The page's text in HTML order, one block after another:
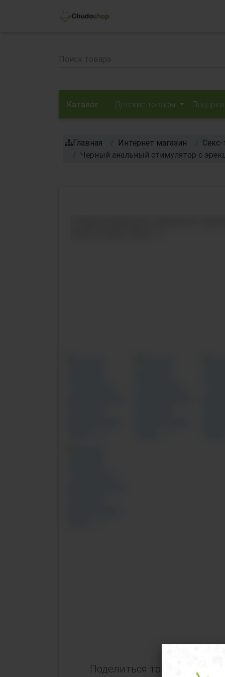
Каталог Детские товары Подарки
Главная Интернет магазин
Черный анальный стимулятор с
Поделиться товаром: